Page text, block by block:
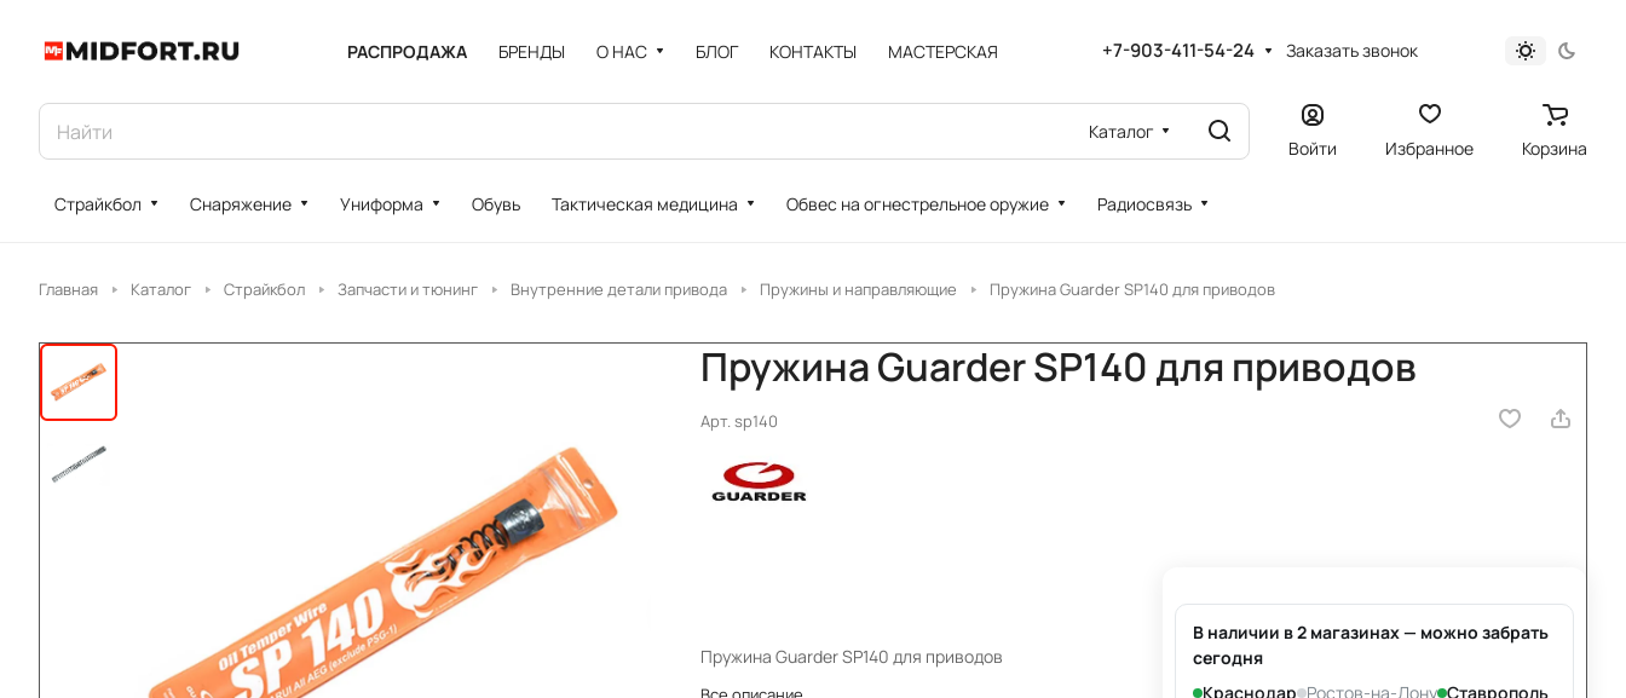
РАСПРОДАЖА БРЕНДЫ О НАС БЛОГ КОНТАКТЫ МАСТЕРСКАЯ +7-903-411-54-24 Заказать звонок
Каталог
Войти Избранное Корзина
Страйкбол Снаряжение Униформа Обувь Тактическая медицина Обвес на огнестрельное оружие Радиосвязь
Главная Каталог Страйкбол Запчасти и тюнинг Внутренние детали привода Пружины и направляющие Пружина Guarder SP140 для приводов
Пружина Guarder SP140 для приводов
Арт.sp140
Пружина Guarder SP140 для приводов
В наличии в 2 магазинах — можно забрать
сегодня
Краснодар Ростов-на-Дону Ставрополь